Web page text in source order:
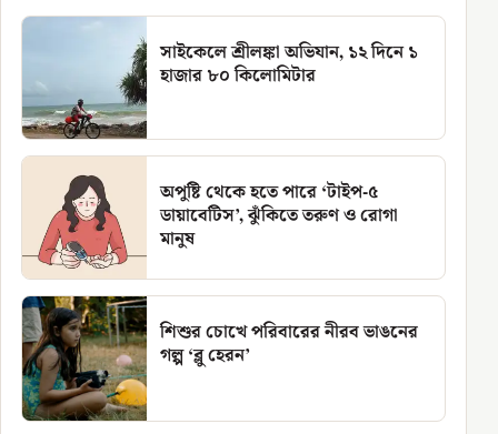
সাইকেলে শ্রীলঙ্কা অভিযান, ১২ দিনে ১
হাজার ৮০ কিলোমিটার
অপুষ্টি থেকে হতে পারে ‘টাইপ-৫
ডায়াবেটিস’, ঝুঁকিতে তরুণ ও রোগা
মানুষ
শিশুর চোখে পরিবারের নীরব ভাঙনের
গল্প ‘ব্লু হেরন’